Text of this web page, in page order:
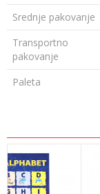
Srednje pakovanje
Transportno
pakovanje
Paleta
Ime/Nadimak